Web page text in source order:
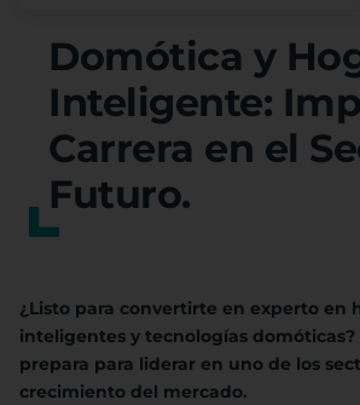
Domótica y
Inteligente:
Carrera en el
Futuro.
¿Listo para convertirte en experto en
inteligentes y tecnologías domóticas?
prepara para liderar en uno de los
crecimiento del mercado.